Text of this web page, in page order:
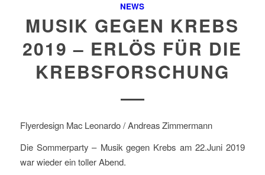
NEWS
MUSIK GEGEN KREBS
2019 – ERLÖS FÜR DIE
KREBSFORSCHUNG
Flyerdesign Mac Leonardo / Andreas Zimmermann
Die Sommerparty – Musik gegen Krebs am 22.Juni 2019
war wieder ein toller Abend.